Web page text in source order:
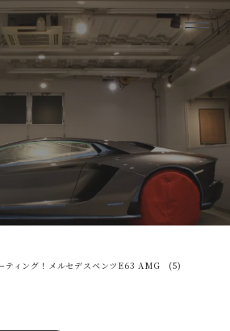
ティング！メルセデスベンツE63 AMG (5)